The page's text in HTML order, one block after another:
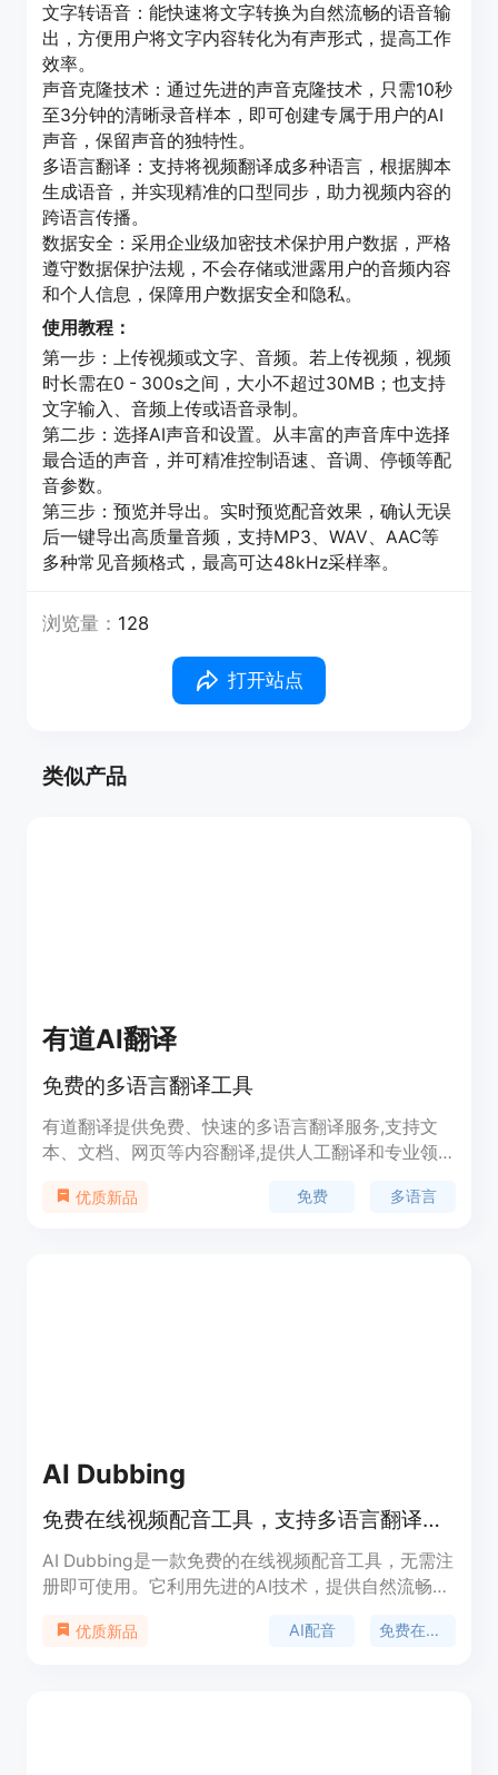
文字转语音：能快速将文字转换为自然流畅的语音输
出，方便用户将文字内容转化为有声形式，提高工作
效率。
声音克隆技术：通过先进的声音克隆技术，只需10秒
至3分钟的清晰录音样本，即可创建专属于用户的AI
声音，保留声音的独特性。
多语言翻译：支持将视频翻译成多种语言，根据脚本
生成语音，并实现精准的口型同步，助力视频内容的
跨语言传播。
数据安全：采用企业级加密技术保护用户数据，严格
遵守数据保护法规，不会存储或泄露用户的音频内容
和个人信息，保障用户数据安全和隐私。
使用教程：
第一步：上传视频或文字、音频。若上传视频，视频
时长需在0 - 300s之间，大小不超过30MB；也支持
文字输入、音频上传或语音录制。
第二步：选择AI声音和设置。从丰富的声音库中选择
最合适的声音，并可精准控制语速、音调、停顿等配
音参数。
第三步：预览并导出。实时预览配音效果，确认无误
后一键导出高质量音频，支持MP3、WAV、AAC等
多种常见音频格式，最高可达48kHz采样率。
浏览量： 128
打开站点
类似产品
有道AI翻译
免费的多语言翻译工具
有道翻译提供免费、快速的多语言翻译服务,支持文
本、文档、网页等内容翻译,提供人工翻译和专业领
具。优质新品 免费 多语言
AI Dubbing
免费在线视频配音工具，支持多语言翻译、语音生成与口型同步
AI Dubbing是一款免费的在线视频配音工具，无需注
册即可使用。它利用先进的AI技术，提供自然流畅的
能让配音完美适配各类视频。该工具适用于创作者、
优质新品 AI配音 免费在线工具